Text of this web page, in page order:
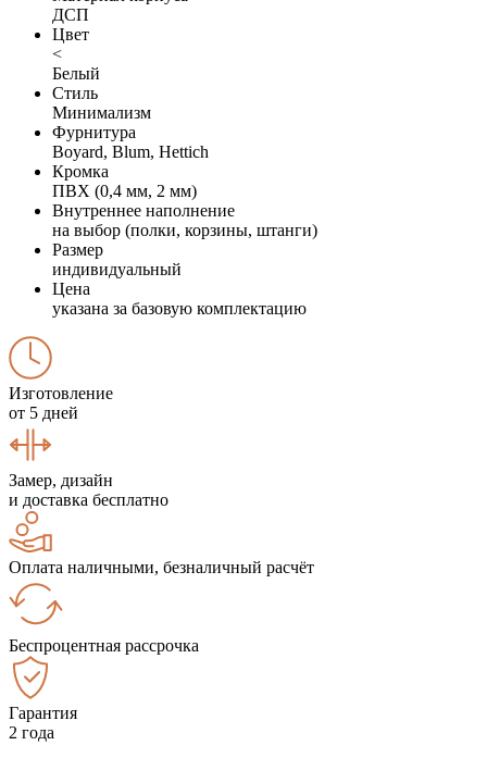
ДСП
Цвет
<
Белый
Стиль
Минимализм
Фурнитура
Boyard, Blum, Hettich
Кромка
ПВХ (0,4 мм, 2 мм)
Внутреннее наполнение
на выбор (полки, корзины, штанги)
Размер
индивидуальный
Цена
указана за базовую комплектацию
Изготовление
от 5 дней
Замер, дизайн
и доставка бесплатно
Оплата наличными, безналичный расчёт
Беспроцентная рассрочка
Гарантия
2 года